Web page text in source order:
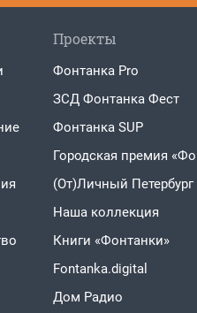
Проекты
Фонтанка Pro
ЗСД Фонтанка Фест
Фонтанка SUP
Городская премия
(От)Личный Петербург
Наша коллекция
Книги «Фонтанки»
Fontanka.digital
Дом Радио